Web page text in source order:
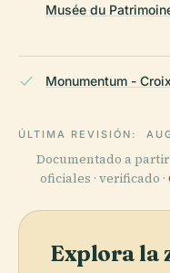
Musée du
Monumentum -
ÚLTIMA REVISIÓN:
Documentado a
oficiales · verificado ·
Explora la